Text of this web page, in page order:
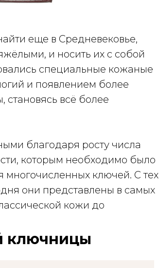
еще в Средневековье,
и носить их с собой
специальные кожаные
и появлением более
всё более
благодаря росту числа
которым необходимо было
многочисленных ключей. С тех
они представлены в самых
кожи до
ключницы